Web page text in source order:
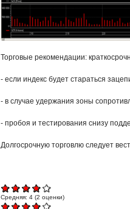
Торговые рекомендации:
- если индекс будет стараться
- в случае удержания зоны
- пробоя и тестирования снизу
Долгосрочную торговлю следует
Средняя: 4 (2 оценки)